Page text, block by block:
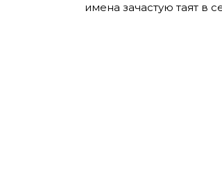
имена зачастую таят в